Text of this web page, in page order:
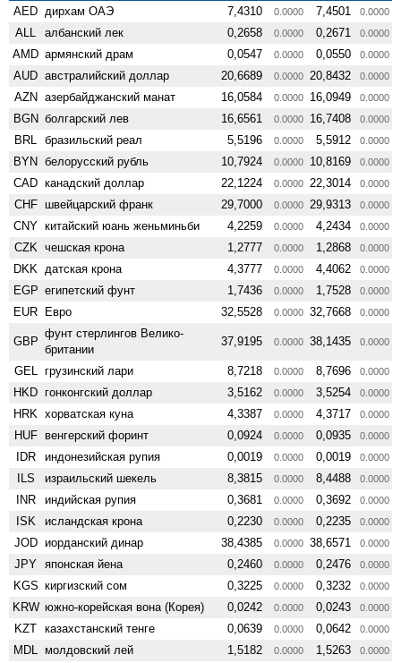
AED дирхам ОАЭ 7,4310 0.0000 7,4501 0.0000
ALL албанский лек 0,2658 0.0000 0,2671 0.0000
AMD армянский драм 0,0547 0.0000 0,0550 0.0000
AUD австралийский доллар 20,6689 0.0000 20,8432 0.0000
AZN азербайджанский манат 16,0584 0.0000 16,0949 0.0000
BGN болгарский лев 16,6561 0.0000 16,7408 0.0000
BRL бразильский реал 5,5196 0.0000 5,5912 0.0000
BYN белорусский рубль 10,7924 0.0000 10,8169 0.0000
CAD канадский доллар 22,1224 0.0000 22,3014 0.0000
CHF швейцарский франк 29,7000 0.0000 29,9313 0.0000
CNY китайский юань женьминьби 4,2259 0.0000 4,2434 0.0000
CZK чешская крона 1,2777 0.0000 1,2868 0.0000
DKK датская крона 4,3777 0.0000 4,4062 0.0000
EGP египетский фунт 1,7436 0.0000 1,7528 0.0000
EUR Евро 32,5528 0.0000 32,7668 0.0000
GBP
фунт стерлингов Велико­
британии
37,9195 0.0000 38,1435 0.0000
GEL грузинский лари 8,7218 0.0000 8,7696 0.0000
HKD гонконгский доллар 3,5162 0.0000 3,5254 0.0000
HRK хорватская куна 4,3387 0.0000 4,3717 0.0000
HUF венгерский форинт 0,0924 0.0000 0,0935 0.0000
IDR индонезийская рупия 0,0019 0.0000 0,0019 0.0000
ILS израильский шекель 8,3815 0.0000 8,4488 0.0000
INR индийская рупия 0,3681 0.0000 0,3692 0.0000
ISK исландская крона 0,2230 0.0000 0,2235 0.0000
JOD иорданский динар 38,4385 0.0000 38,6571 0.0000
JPY японская йена 0,2460 0.0000 0,2476 0.0000
KGS киргизский сом 0,3225 0.0000 0,3232 0.0000
KRW южно-корейская вона (Корея) 0,0242 0.0000 0,0243 0.0000
KZT казахстанский тенге 0,0639 0.0000 0,0642 0.0000
MDL молдовский лей 1,5182 0.0000 1,5263 0.0000